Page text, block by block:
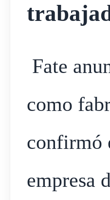
Fate
como
confirmó
empresa